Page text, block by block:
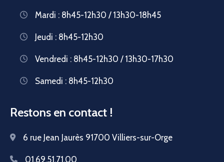
Mardi : 8h45-12h30 / 13h30-18h45
Jeudi : 8h45-12h30
Vendredi : 8h45-12h30 / 13h30-17h30
Samedi : 8h45-12h30
Restons en contact !
6 rue Jean Jaurès 91700 Villiers-sur-Orge
01.69.51.71.00